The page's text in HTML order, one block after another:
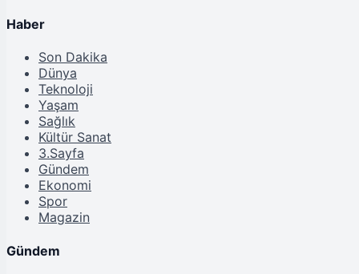
Haber
Son Dakika
Dünya
Teknoloji
Yaşam
Sağlık
Kültür Sanat
3.Sayfa
Gündem
Ekonomi
Spor
Magazin
Gündem